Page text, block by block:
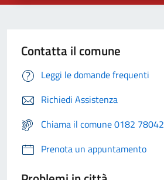
Contatta il comune
Leggi le domande frequenti
Richiedi Assistenza
Chiama il comune 0182 78042
Prenota un appuntamento